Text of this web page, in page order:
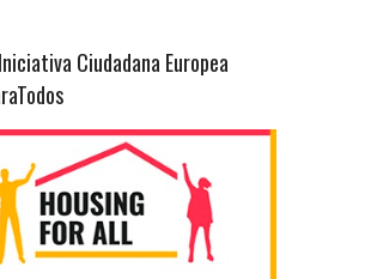
Ciudadana Europea